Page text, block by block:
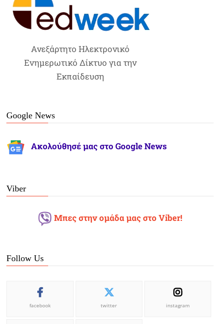
Ανεξάρτητο Ηλεκτρονικό
Ενημερωτικό Δίκτυο για την
Εκπαίδευση
Google News
Ακολούθησέ μας στο Google News
Viber
Μπες στην ομάδα μας στο Viber!
Follow Us
facebook twitter instagram